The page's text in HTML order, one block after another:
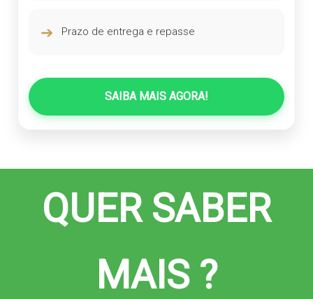
➔ Prazo de entrega e repasse
SAIBA MAIS AGORA!
QUER SABER
MAIS ?